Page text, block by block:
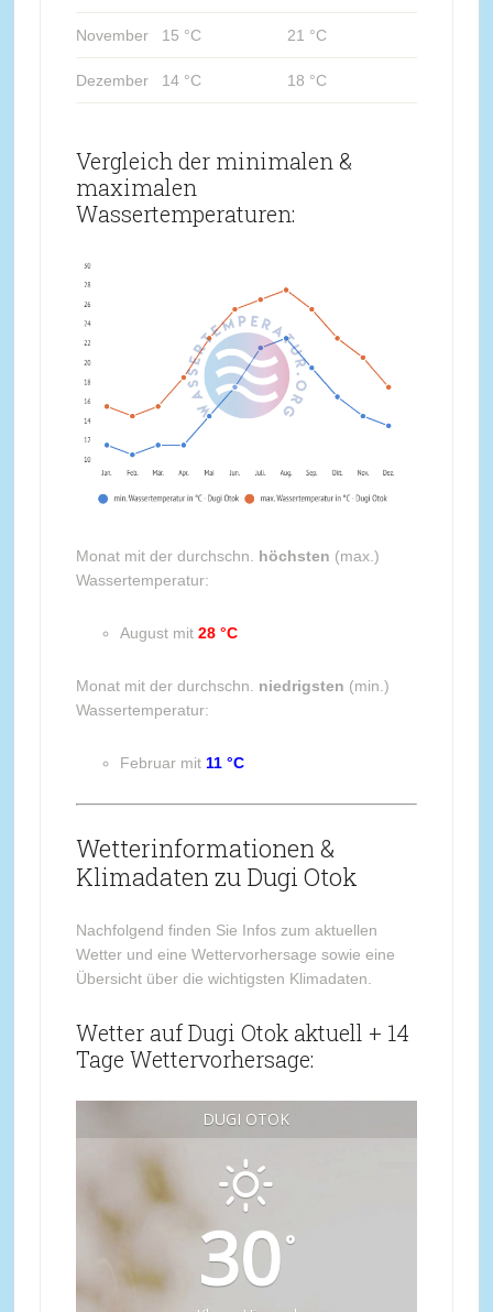
November 15 °C 21 °C
Dezember 14 °C 18 °C
Vergleich der minimalen &
maximalen
Wassertemperaturen:
Monat mit der durchschn. höchsten (max.)
Wassertemperatur:
August mit 28 °C
Monat mit der durchschn. niedrigsten (min.)
Wassertemperatur:
Februar mit 11 °C
Wetterinformationen &
Klimadaten zu Dugi Otok
Nachfolgend finden Sie Infos zum aktuellen
Wetter und eine Wettervorhersage sowie eine
Übersicht über die wichtigsten Klimadaten.
Wetter auf Dugi Otok aktuell + 14
Tage Wettervorhersage:
DUGI OTOK
30°